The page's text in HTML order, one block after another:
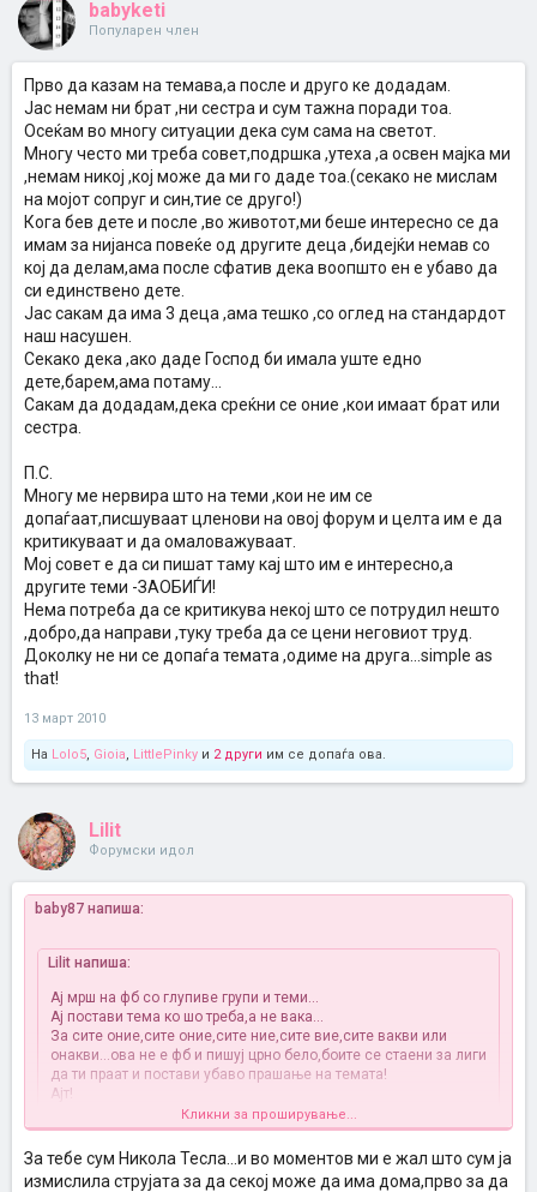
babyketi
Популарен член
Прво да казам на темава,а после и друго ке додадам.
Јас немам ни брат ,ни сестра и сум тажна поради тоа.
Осеќам во многу ситуации дека сум сама на светот.
Многу често ми треба совет,подршка ,утеха ,а освен мајка ми
,немам никој ,кој може да ми го даде тоа.(секако не мислам
на мојот сопруг и син,тие се друго!)
Кога бев дете и после ,во животот,ми беше интересно се да
имам за нијанса повеќе од другите деца ,бидејќи немав со
кој да делам,ама после сфатив дека воопшто ен е убаво да
си единствено дете.
Јас сакам да има 3 деца ,ама тешко ,со оглед на стандардот
наш насушен.
Секако дека ,ако даде Господ би имала уште едно
дете,барем,ама потаму...
Сакам да додадам,дека среќни се оние ,кои имаат брат или
сестра.
П.С.
Многу ме нервира што на теми ,кои не им се
допаѓаат,писшуваат цленови на овој форум и целта им е да
критикуваат и да омаловажуваат.
Мој совет е да си пишат таму кај што им е интересно,а
другите теми -ЗАОБИЃИ!
Нема потреба да се критикува некој што се потрудил нешто
,добро,да направи ,туку треба да се цени неговиот труд.
Доколку не ни се допаѓа темата ,одиме на друга...simple as
that!
13 март 2010
На Lolo5, Gioia, LittlePinky и 2 други им се допаѓа ова.
Lilit
Форумски идол
baby87 напиша:
Lilit напиша:
Ај мрш на фб со глупиве групи и теми...
Ај постави тема ко шо треба,а не вака...
За сите оние,сите оние,сите ние,сите вие,сите вакви или
онакви...ова не е фб и пишуј црно бело,боите се стаени за лиги
да ти праат и постави убаво прашање на темата!
Ајт!
premnogu si gi sakaat sestrite i brakata..........ima sekakvi temi na
forumot ako ne sakas na ovaa tema klikni na druga..............a ne si ti
Кликни за проширување...
За тебе сум Никола Тесла...и во моментов ми е жал што сум ја
измислила струјата за да секој може да има дома,прво за да